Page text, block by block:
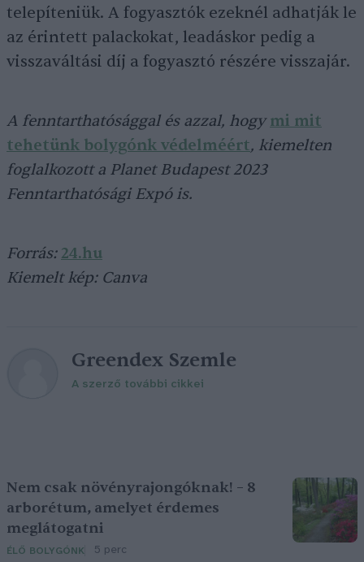
telepíteniük. A fogyasztók ezeknél adhatják le
az érintett palackokat, leadáskor pedig a
visszaváltási díj a fogyasztó részére visszajár.
A fenntarthatósággal és azzal, hogymi mit
tehetünk bolygónk védelméért, kiemelten
foglalkozott a Planet Budapest 2023
Fenntarthatósági Expó is.
Forrás: 24.hu
Kiemelt kép: Canva
Greendex Szemle
A szerző további cikkei
Nem csak növényrajongóknak! – 8
arborétum, amelyet érdemes
meglátogatni
ÉLŐ BOLYGÓNK 5 perc